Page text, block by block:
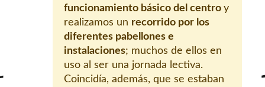
funcionamiento básico del centro y
realizamos un recorrido por los
diferentes pabellones e
instalaciones; muchos de ellos en
uso al ser una jornada lectiva.
Coincidía, además, que se estaban